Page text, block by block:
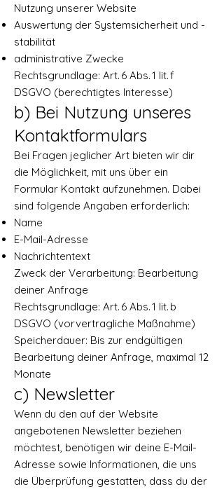
Nutzung unserer Website
Auswertung der Systemsicherheit und -
stabilität
administrative Zwecke
Rechtsgrundlage: Art. 6 Abs. 1 lit. f
DSGVO (berechtigtes Interesse)
b) Bei Nutzung unseres
Kontaktformulars
Bei Fragen jeglicher Art bieten wir dir
die Möglichkeit, mit uns über ein
Formular Kontakt aufzunehmen. Dabei
sind folgende Angaben erforderlich:
Name
E-Mail-Adresse
Nachrichtentext
Zweck der Verarbeitung: Bearbeitung
deiner Anfrage
Rechtsgrundlage: Art. 6 Abs. 1 lit. b
DSGVO (vorvertragliche Maßnahme)
Speicherdauer: Bis zur endgültigen
Bearbeitung deiner Anfrage, maximal 12
Monate
c) Newsletter
Wenn du den auf der Website
angebotenen Newsletter beziehen
möchtest, benötigen wir deine E-Mail-
Adresse sowie Informationen, die uns
die Überprüfung gestatten, dass du der